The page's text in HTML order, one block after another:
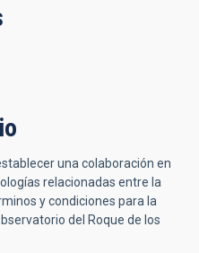
una colaboración en
relacionadas entre la
y condiciones para la
del Roque de los